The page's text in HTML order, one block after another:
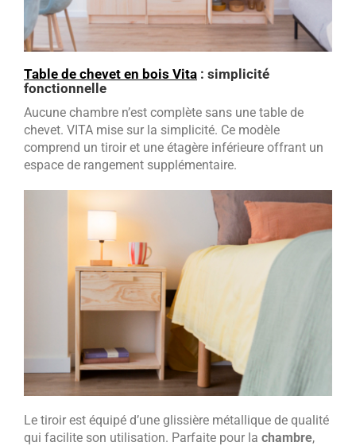
Table de chevet en bois Vita : simplicité
fonctionnelle
Aucune chambre n’est complète sans une table de
chevet. VITA mise sur la simplicité. Ce modèle
comprend un tiroir et une étagère inférieure offrant un
espace de rangement supplémentaire.
Le tiroir est équipé d’une glissière métallique de qualité
qui facilite son utilisation. Parfaite pour la chambre,